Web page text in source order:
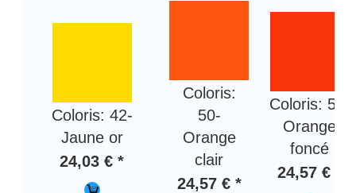
Coloris: 42-
Jaune or
24,03 € *
Coloris:
50-
Orange
clair
24,57 € *
Coloris: 51-
Orange
foncé
24,57 € *